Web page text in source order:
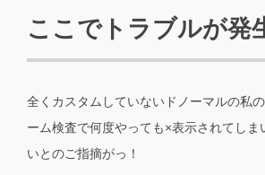
ここでトラブルが発
全くカスタムしていないドノーマルの私
ーム検査で何度やっても×表示されてしま
いとのご指摘がっ！